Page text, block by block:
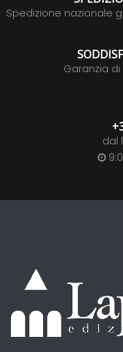
Spedizione nazionale
Garanzia
dal